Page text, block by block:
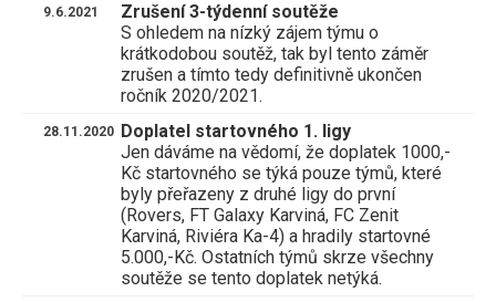
9.6.2021
Zrušení 3-týdenní soutěže
S ohledem na nízký zájem týmu o
krátkodobou soutěž, tak byl tento záměr
zrušen a tímto tedy definitivně ukončen
ročník 2020/2021.
28.11.2020
Doplatel startovného 1. ligy
Jen dáváme na vědomí, že doplatek 1000,-
Kč startovného se týká pouze týmů, které
byly přeřazeny z druhé ligy do první
(Rovers, FT Galaxy Karviná, FC Zenit
Karviná, Riviéra Ka-4) a hradily startovné
5.000,-Kč. Ostatních týmů skrze všechny
soutěže se tento doplatek netýká.